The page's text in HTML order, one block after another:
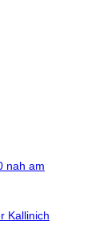
nah am
Kallinich